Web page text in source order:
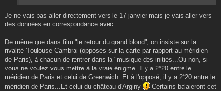
Je ne vais pas aller directement vers le 17 janvier mais je vais aller vers
des données en correspondance avec
De même que dans film "le retour du grand blond", on insiste sur la
rivalité 'Toulouse-Cambrai (opposés sur la carte par rapport au méridien
de Paris), à chacun de rentrer dans la "musique des initiés...Ou non, si
vous ne voulez vous mettre à la vraie énigme. Il y a 2°20 entre le
méridien de Paris et celui de Greenwich. Et à l'opposé, il y a 2°20 entre le
méridien de Paris...Et celui du château d'Arginy
Certains balaieront cet